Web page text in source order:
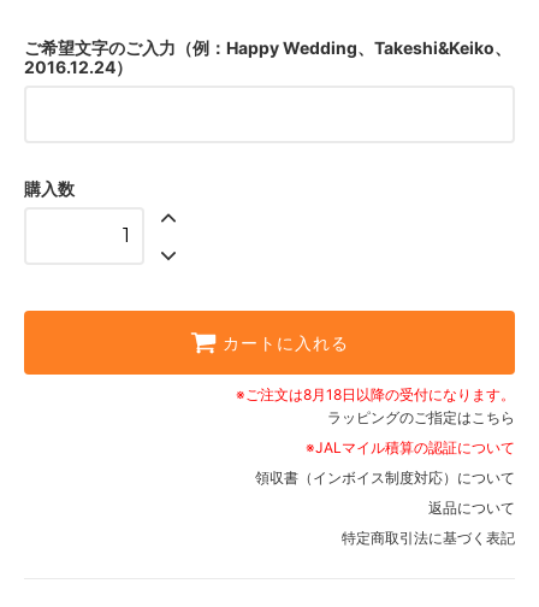
ご希望文字のご入力（例：Happy Wedding、Takeshi&Keiko、
2016.12.24）
購入数
カートに入れる
※ご注文は8月18日以降の受付になります。
ラッピングのご指定はこちら
※JALマイル積算の認証について
領収書（インボイス制度対応）について
返品について
特定商取引法に基づく表記